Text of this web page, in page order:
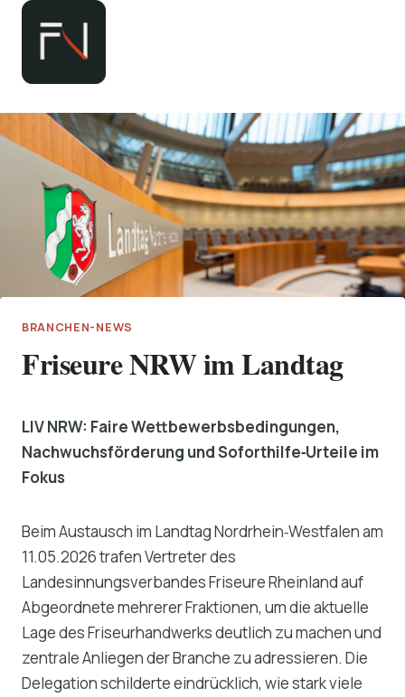
Zum
springen
BRANCHEN-NEWS
Friseure NRW im Landtag
LIV NRW: Faire Wettbewerbsbedingungen,
Nachwuchsförderung und Soforthilfe‑Urteile im
Fokus
Beim Austausch im Landtag Nordrhein‑Westfalen am
11.05.2026 trafen Vertreter des
Landesinnungsverbandes Friseure Rheinland auf
Abgeordnete mehrerer Fraktionen, um die aktuelle
Lage des Friseurhandwerks deutlich zu machen und
zentrale Anliegen der Branche zu adressieren. Die
Delegation schilderte eindrücklich, wie stark viele